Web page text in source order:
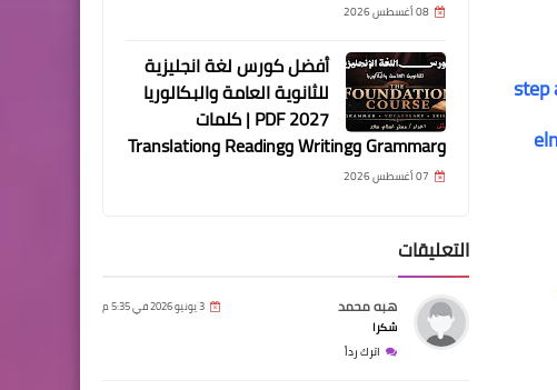
08 أغسطس 2026
أفضل كورس لغة انجليزية
للثانوية العامة والبكالوريا
2027 PDF | كلمات
وGrammar وWriting وReading وTranslation
07 أغسطس 2026
التعليقات
هبه محمد 3 يونيو 2026 في 5:35 م
شكرا
اترك رداً